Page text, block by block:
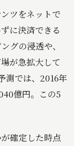
ツをネットで
に決済できる
グの浸透や、
が急拡大して
測では、2016年
億円。この5
確定した時点